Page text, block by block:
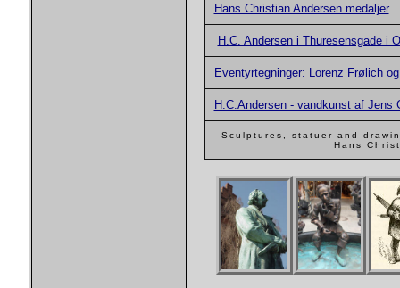
Hans Christian Andersen medaljer
H.C. Andersen i Thuresensgade i
Eventyrtegninger: Lorenz Frølich
H.C.Andersen - vandkunst af Jens
Sculptures, statuer and
Hans